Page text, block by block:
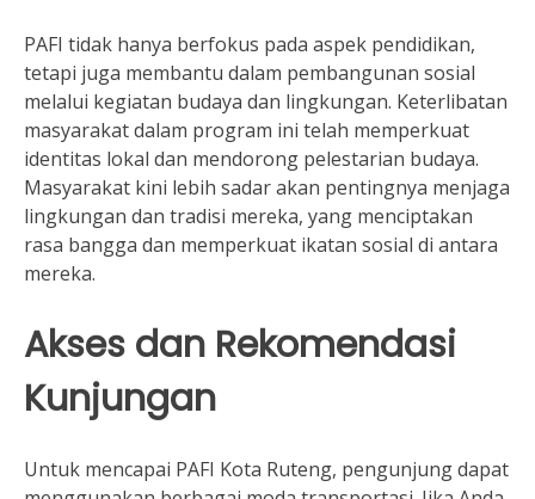
PAFI tidak hanya berfokus pada aspek pendidikan,
tetapi juga membantu dalam pembangunan sosial
melalui kegiatan budaya dan lingkungan. Keterlibatan
masyarakat dalam program ini telah memperkuat
identitas lokal dan mendorong pelestarian budaya.
Masyarakat kini lebih sadar akan pentingnya menjaga
lingkungan dan tradisi mereka, yang menciptakan
rasa bangga dan memperkuat ikatan sosial di antara
mereka.
Akses dan Rekomendasi
Kunjungan
Untuk mencapai PAFI Kota Ruteng, pengunjung dapat